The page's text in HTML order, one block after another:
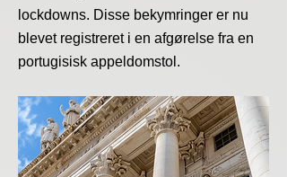
lockdowns. Disse bekymringer er nu
blevet registreret i en afgørelse fra en
portugisisk appeldomstol.